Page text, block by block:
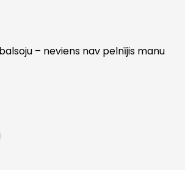
– neviens nav pelnījis manu